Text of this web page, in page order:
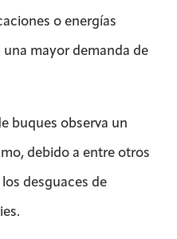
o energías
mayor demanda de
buques observa un
debido a entre otros
desguaces de